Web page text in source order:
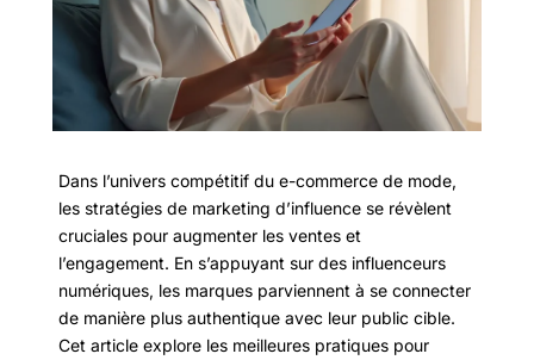
Dans l’univers compétitif du e-commerce de mode,
les stratégies de marketing d’influence se révèlent
cruciales pour augmenter les ventes et
l’engagement. En s’appuyant sur des influenceurs
numériques, les marques parviennent à se connecter
de manière plus authentique avec leur public cible.
Cet article explore les meilleures pratiques pour